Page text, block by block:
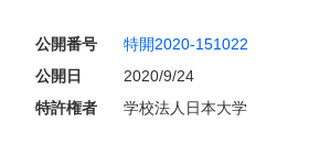
公開番号 特開2020-151022
公開日
2020/9/24
特許権者 学校法人日本大学